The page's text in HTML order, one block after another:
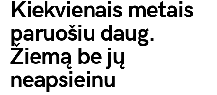
Kiekvienais metais
paruošiu daug.
Žiemą be jų
neapsieinu